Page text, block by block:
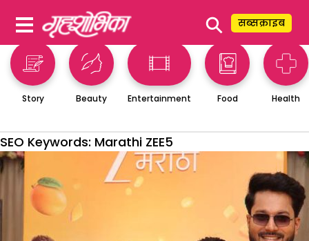
⚲ सब्सक्राइब
Story Beauty Entertainment Food Health
SEO Keywords: Marathi ZEE5